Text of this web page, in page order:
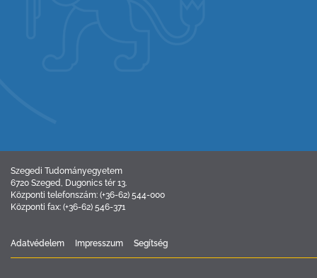
Szegedi Tudományegyetem
6720 Szeged, Dugonics tér 13.
Központi telefonszám: (+36-62) 544-000
Központi fax: (+36-62) 546-371
Adatvédelem Impresszum Segítség